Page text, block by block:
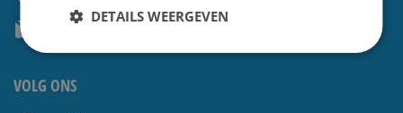
service@shavesavings.com
VOLG ONS
DETAILS WEERGEVEN